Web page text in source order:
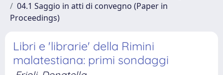
04.1 Saggio in atti di convegno (Paper in
Proceedings)
Libri e 'librarie' della Rimini
malatestiana: primi sondaggi